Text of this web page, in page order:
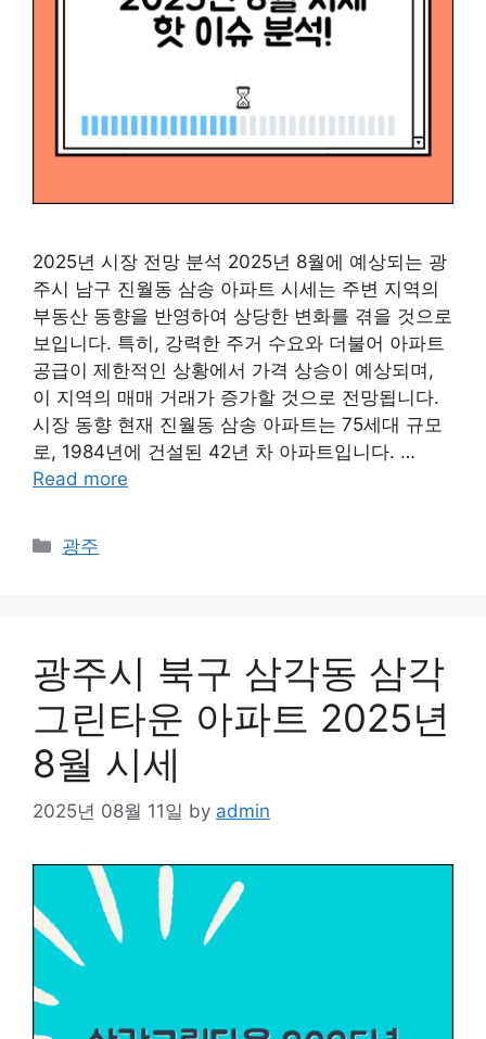
2025년 시장 전망 분석 2025년 8월에 예상되는 광
주시 남구 진월동 삼송 아파트 시세는 주변 지역의
부동산 동향을 반영하여 상당한 변화를 겪을 것으로
보입니다. 특히, 강력한 주거 수요와 더불어 아파트
공급이 제한적인 상황에서 가격 상승이 예상되며,
이 지역의 매매 거래가 증가할 것으로 전망됩니다.
시장 동향 현재 진월동 삼송 아파트는 75세대 규모
로, 1984년에 건설된 42년 차 아파트입니다. …
Read more
Categories
광주
광주시 북구 삼각동 삼각
그린타운 아파트 2025년
8월 시세
2025년 08월 11일 by admin